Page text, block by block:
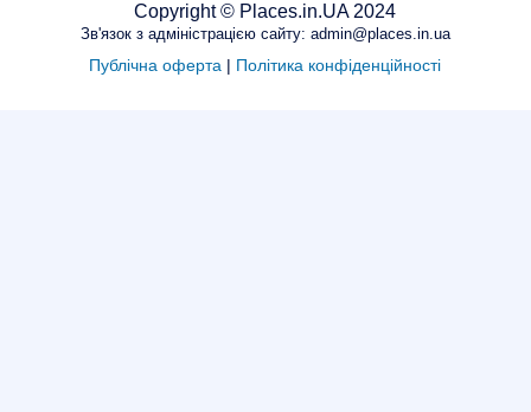
Copyright © Places.in.UA 2024
Зв'язок з адміністрацією сайту: admin@places.in.ua
Публічна оферта | Політика конфіденційності